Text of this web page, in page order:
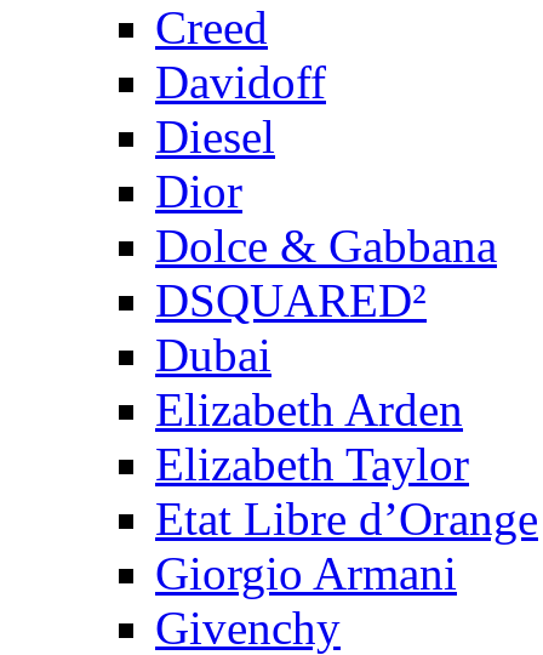
Creed
Davidoff
Diesel
Dior
Dolce & Gabbana
DSQUARED²
Dubai
Elizabeth Arden
Elizabeth Taylor
Etat Libre d’Orange
Giorgio Armani
Givenchy